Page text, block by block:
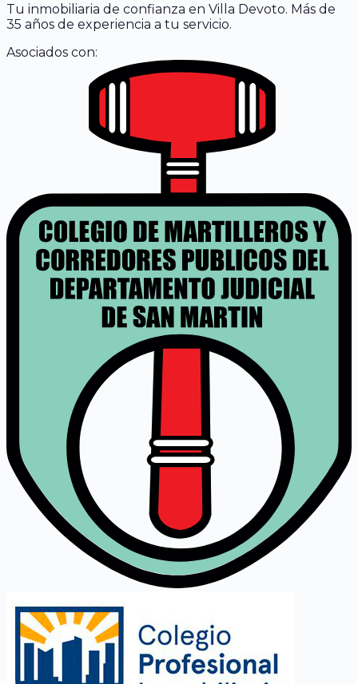
Tu inmobiliaria de confianza en Villa Devoto. Más de
35 años de experiencia a tu servicio.
Asociados con: